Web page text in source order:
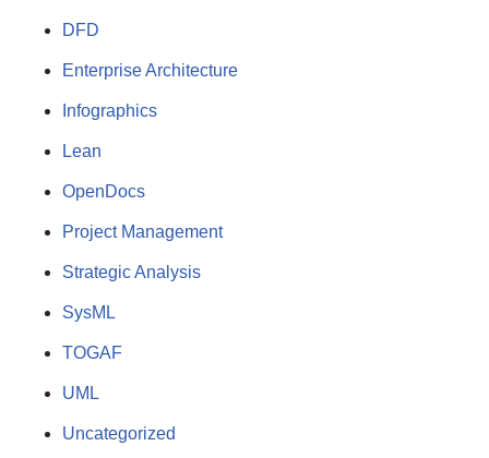
DFD
Enterprise Architecture
Infographics
Lean
OpenDocs
Project Management
Strategic Analysis
SysML
TOGAF
UML
Uncategorized